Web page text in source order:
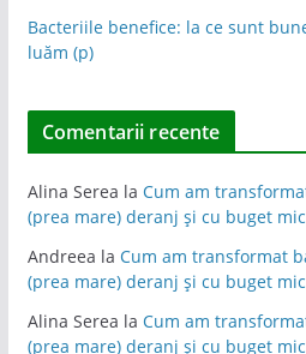
Bacteriile benefice: la ce sunt
luăm (p)
Comentarii recente
Alina Serea la Cum am
(prea mare) deranj și cu buget mic
Andreea la Cum am transformat
(prea mare) deranj și cu buget mic
Alina Serea la Cum am
(prea mare) deranj și cu buget mic